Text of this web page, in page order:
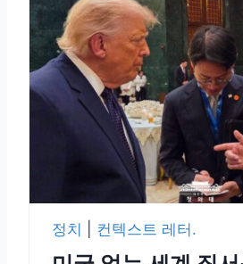
정치 컨텍스트 레터.